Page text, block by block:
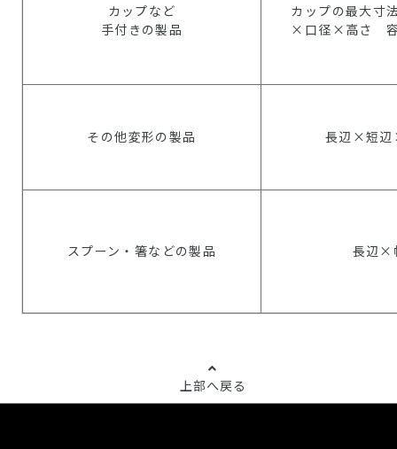
カップなど
手付きの製品
カップの最大寸
×口径×高さ 容
その他変形の製品 長辺×短
スプーン・箸などの製品 長辺×
上部へ戻る